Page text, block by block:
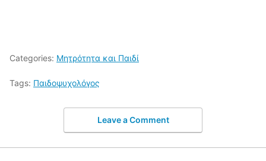
Categories: Μητρότητα και Παιδί
Tags: Παιδοψυχολόγος
Leave a Comment